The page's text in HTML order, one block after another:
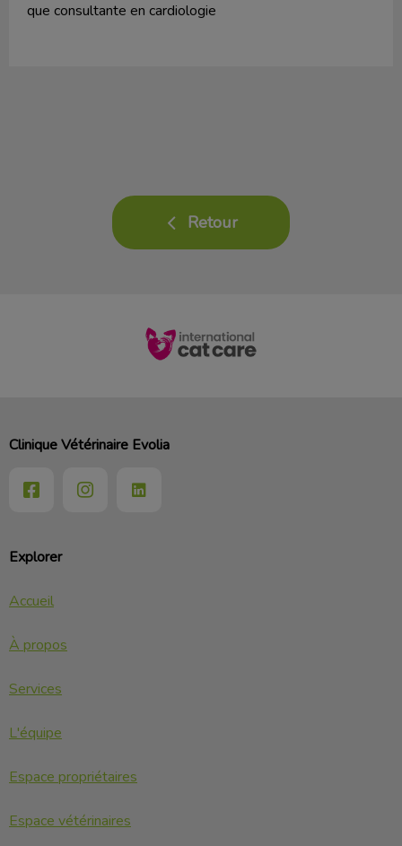
que consultante en cardiologie
Retour
Explorer
Accueil
À propos
Services
L'équipe
Espace propriétaires
Espace vétérinaires
Clinique Vétérinaire Evolia